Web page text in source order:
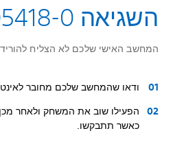
השגיאה PF-205418-0
המחשב האישי שלכם לא הצליח
ודאו שהמחשב שלכם מחובר
כאשר תתבקשו.